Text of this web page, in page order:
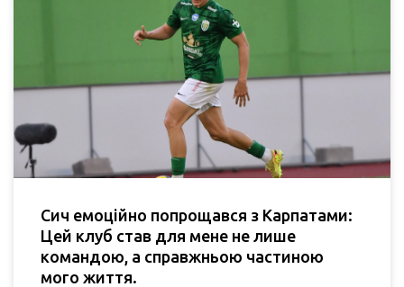
Сич емоційно попрощався з Карпатами:
Цей клуб став для мене не лише
командою, а справжньою частиною
мого життя.